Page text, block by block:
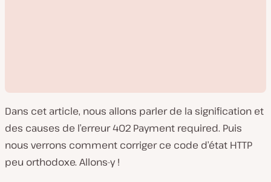
Dans cet article, nous allons parler de la signification et
des causes de l’erreur 402 Payment required. Puis
nous verrons comment corriger ce code d’état HTTP
peu orthodoxe. Allons-y !